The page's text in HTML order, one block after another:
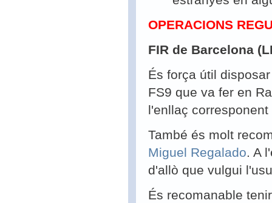
OPERACIONS
FIR de Barcelona
És força útil
FS9 que va fer en
l'enllaç
També és molt
Miguel Regalado. A
d'allò que vulgui
És recomanable